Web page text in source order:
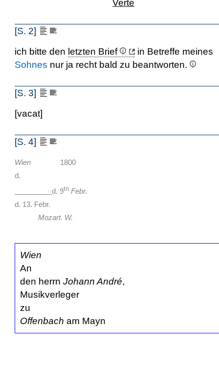
Verte
[S. 2]
ich bitte den letzten Brief
in Betreffe meines
Sohnes nur ja recht bald zu beantworten.
[S. 3]
[vacat]
[S. 4]
Wien 1800
d.
d. 9tn Febr.
d. 13. Febr.
Mozart. W.
Wien
An
den herrnJohann André,
Musikverleger
zu
Offenbach am Mayn